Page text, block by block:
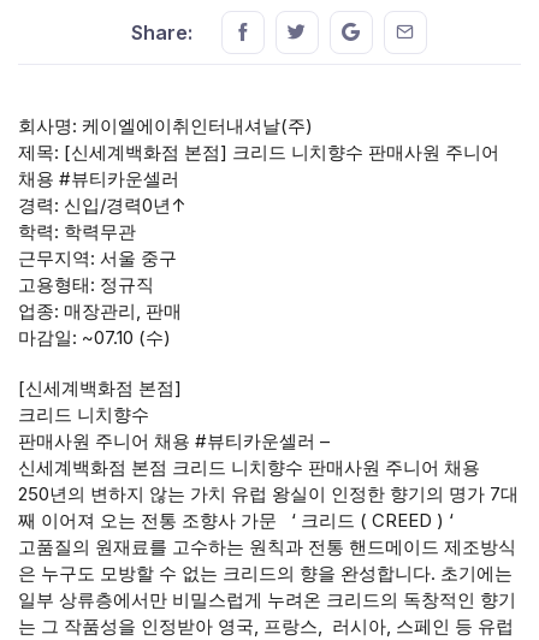
Share: Share this on FaceBook
Share this on Twitter
Share this on GMail
Share this on
회사명: 케이엘에이취인터내셔날(주)
제목: [신세계백화점 본점] 크리드 니치향수 판매사원 주니어
채용 #뷰티카운셀러
경력: 신입/경력0년↑
학력: 학력무관
근무지역: 서울 중구
고용형태: 정규직
업종: 매장관리, 판매
마감일: ~07.10 (수)
[신세계백화점 본점]
크리드 니치향수
판매사원 주니어 채용 #뷰티카운셀러 –
신세계백화점 본점 크리드 니치향수 판매사원 주니어 채용
250년의 변하지 않는 가치 유럽 왕실이 인정한 향기의 명가 7대
째 이어져 오는 전통 조향사 가문 ‘ 크리드 ( CREED ) ‘
고품질의 원재료를 고수하는 원칙과 전통 핸드메이드 제조방식
은 누구도 모방할 수 없는 크리드의 향을 완성합니다. 초기에는
일부 상류층에서만 비밀스럽게 누려온 크리드의 독창적인 향기
는 그 작품성을 인정받아 영국, 프랑스, 러시아, 스페인 등 유럽